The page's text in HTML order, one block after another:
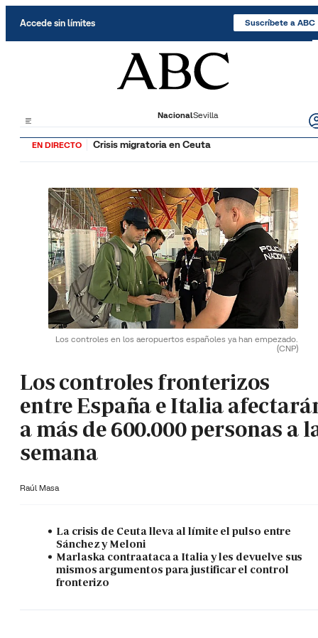
Accede sin límites Suscríbete a ABC
NacionalSevilla
EN DIRECTO Crisis migratoria en Ceuta
Los controles en los aeropuertos españoles ya han empezado.
(CNP)
Los controles fronterizos
entre España e Italia
a más de 600.000 personas a
semana
Raúl Masa
La crisis de Ceuta lleva al límite el pulso entre
Sánchez y Meloni
Marlaska contraataca a Italia y les devuelve sus
mismos argumentos para justificar el control
fronterizo